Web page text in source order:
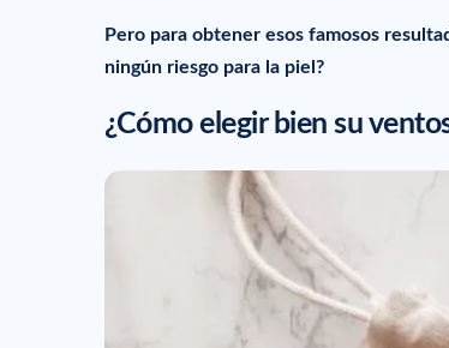
Pero para obtener esos famosos
ningún riesgo para la piel?
¿Cómo elegir bien su